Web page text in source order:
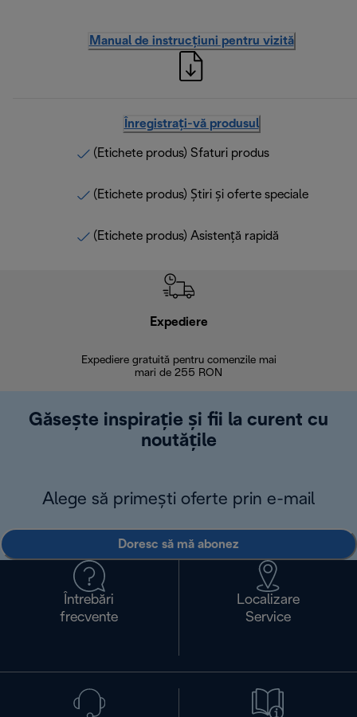
Manual de instrucțiuni pentru vizită
Înregistrați-vă produsul
(Etichete produs) Sfaturi produs
(Etichete produs) Știri și oferte speciale
(Etichete produs) Asistență rapidă
Expediere
Expediere gratuită pentru comenzile mai
mari de 255 RON
Găsește inspirație și fii la curent cu
noutățile
Alege să primești oferte prin e-mail
Doresc să mă abonez
Întrebări
frecvente
Localizare
Service